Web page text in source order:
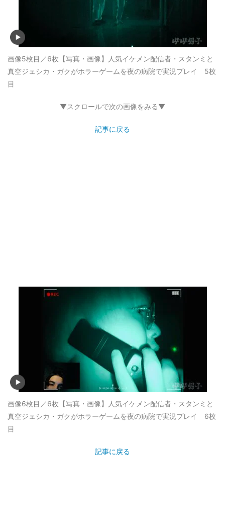
画像5枚目／6枚 【写真・画像】人気イケメン配信者・スタンミと
真空ジェシカ・ガクがホラーゲームを夜の病院で実況プレイ 5枚
目
▼スクロールで次の画像をみる▼
記事に戻る
画像6枚目／6枚 【写真・画像】人気イケメン配信者・スタンミと
真空ジェシカ・ガクがホラーゲームを夜の病院で実況プレイ 6枚
目
記事に戻る